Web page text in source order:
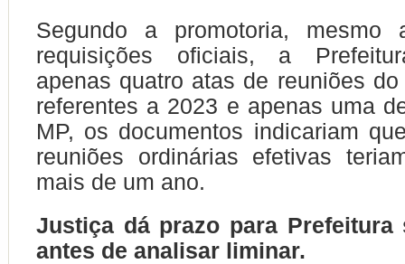
Segundo a promotoria, mesmo
requisições oficiais, a
apenas quatro atas de reuniões
referentes a 2023 e apenas uma
MP, os documentos indicariam
reuniões ordinárias efetivas
mais de um ano.
Justiça dá prazo para Prefeitura
antes de analisar liminar.